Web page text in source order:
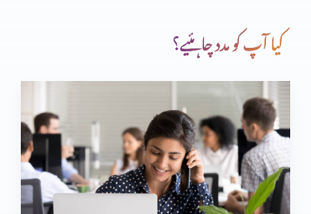
قاضیوں کو مقرر کرنا
ڈیبورا
جدعون
کیا آپ کو مدد چاہئیے؟